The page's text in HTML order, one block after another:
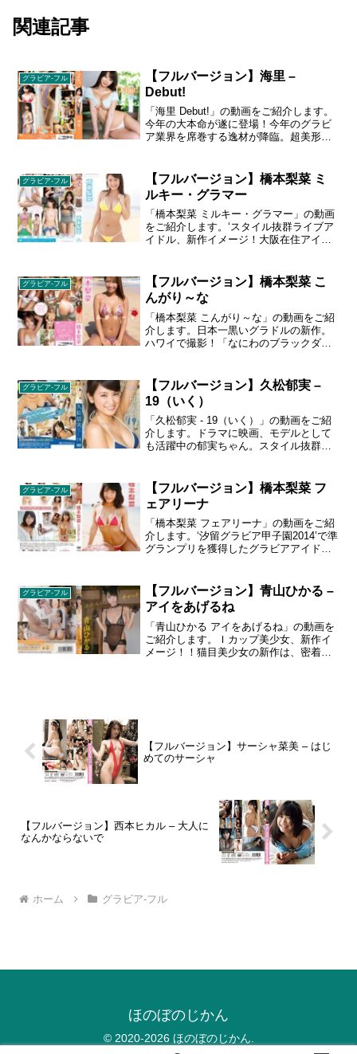
関連記事
グラビア-フル
【フルバージョン】海里 –
Debut!
「海里 Debut!」の動画をご紹介します。
今年の大本命が遂に登場！今年のグラビ
ア業界を席巻する逸材が降臨。超美形フ
年10月10日生まれ／T160、B88・W61・
H85／特技:くねくねダンス／趣味:ランニ
ング、旅行
グラビア-フル
【フルバージョン】橋本梨菜 ミ
ルキー・グラマー
「橋本梨菜 ミルキー・グラマー」の動画
をご紹介します。‘スタイル抜群ライブア
イドル、新作イメージ！大阪在住アイド
れ／大阪府出身／Ａ型／Ｔ１５８／特
技：ダンス
グラビア-フル
【フルバージョン】橋本梨菜 こ
んがり～な
「橋本梨菜 こんがり～な」の動画をご紹
介します。日本一黒いグラドルの新作。
ハワイで撮影！「なにわのブラックダイ
たセクシーボディで誘惑してくれる。１
９９３年９月１３日生まれ／Ｔ１５８、
Ｂ８８・Ｗ５８・Ｈ８５／大阪府出身／
Ａ型
グラビア-フル
【フルバージョン】久松郁実 –
19（いく）
「久松郁実 - 19（いく）」の動画をご紹
介します。ドラマに映画、モデルとして
も活躍中の郁実ちゃん。スタイル抜群の
場！テニスで遊ぶ少女らしい可愛い笑顔
から、ふと魅せる大人の表情まで水着姿
満載の映像をお楽しみ下さい！
グラビア-フル
【フルバージョン】橋本梨菜 フ
ェアリーナ
「橋本梨菜 フェアリーナ」の動画をご紹
介します。‘汐留グラビア甲子園2014’で準
グランプリを獲得したグラビアアイド
なFカップバストにメロメロとなること間
違いなし。１９９３年９月１３日生まれ
／Ｔ１５８、Ｂ８８・Ｗ５８・Ｈ８５／
大阪府出身／Ａ型
グラビア-フル
【フルバージョン】青山ひかる –
アイをあげるね
「青山ひかる アイをあげるね」の動画を
ご紹介します。Ｉカップ美少女、新作イ
メージ！！猫目美少女の新作は、密着感
【フルバージョン】サーシャ菜美 – はじ
めてのサーシャ
【フルバージョン】西本ヒカル – 大人に
なんかならないで
ホーム グラビア-フル
ほのぼのじかん
© 2020-2026 ほのぼのじかん.